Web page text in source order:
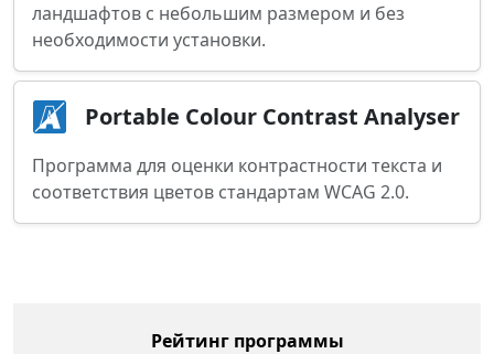
ландшафтов с небольшим размером и без
необходимости установки.
Portable Colour Contrast Analyser
Программа для оценки контрастности текста и
соответствия цветов стандартам WCAG 2.0.
Рейтинг программы